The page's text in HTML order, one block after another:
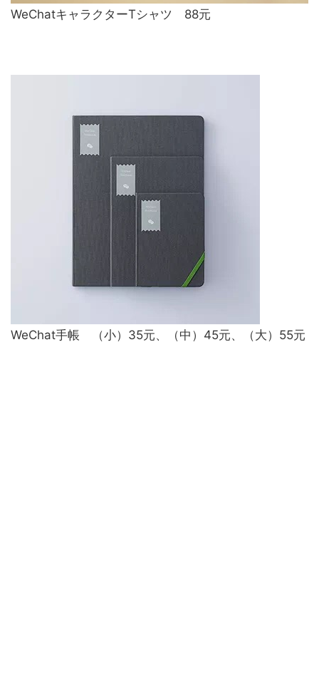
WeChatキャラクターTシャツ 88元
WeChat手帳 （小）35元、（中）45元、（大）55元